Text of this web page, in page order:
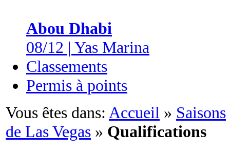
Abou Dhabi
08/12 | Yas Marina
Classements
Permis à points
Vous êtes dans: Accueil » Saisons
de Las Vegas » Qualifications